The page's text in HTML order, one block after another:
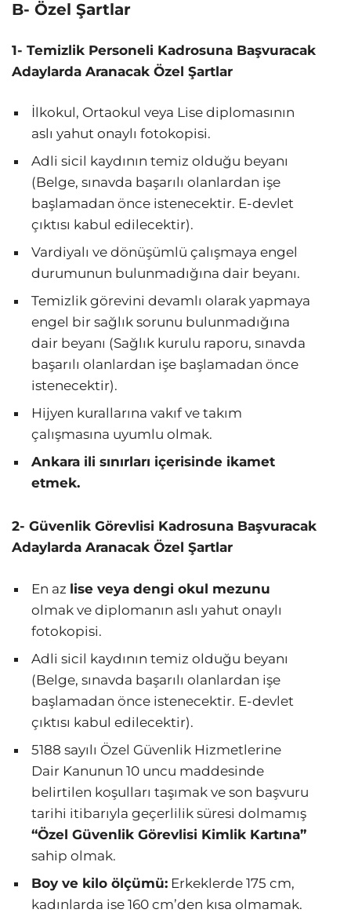
B- Özel Şartlar
1- Temizlik Personeli Kadrosuna Başvuracak
Adaylarda Aranacak Özel Şartlar
İlkokul, Ortaokul veya Lise diplomasının
aslı yahut onaylı fotokopisi.
Adli sicil kaydının temiz olduğu beyanı
(Belge, sınavda başarılı olanlardan işe
başlamadan önce istenecektir. E-devlet
çıktısı kabul edilecektir).
Vardiyalı ve dönüşümlü çalışmaya engel
durumunun bulunmadığına dair beyanı.
Temizlik görevini devamlı olarak yapmaya
engel bir sağlık sorunu bulunmadığına
dair beyanı (Sağlık kurulu raporu, sınavda
başarılı olanlardan işe başlamadan önce
istenecektir).
Hijyen kurallarına vakıf ve takım
çalışmasına uyumlu olmak.
Ankara ili sınırları içerisinde ikamet
etmek.
2- Güvenlik Görevlisi Kadrosuna Başvuracak
Adaylarda Aranacak Özel Şartlar
En az lise veya dengi okul mezunu
olmak ve diplomanın aslı yahut onaylı
fotokopisi.
Adli sicil kaydının temiz olduğu beyanı
(Belge, sınavda başarılı olanlardan işe
başlamadan önce istenecektir. E-devlet
çıktısı kabul edilecektir).
5188 sayılı Özel Güvenlik Hizmetlerine
Dair Kanunun 10 uncu maddesinde
belirtilen koşulları taşımak ve son başvuru
tarihi itibarıyla geçerlilik süresi dolmamış
“Özel Güvenlik Görevlisi Kimlik Kartına”
sahip olmak.
Boy ve kilo ölçümü: Erkeklerde 175 cm,
kadınlarda ise 160 cm’den kısa olmamak.